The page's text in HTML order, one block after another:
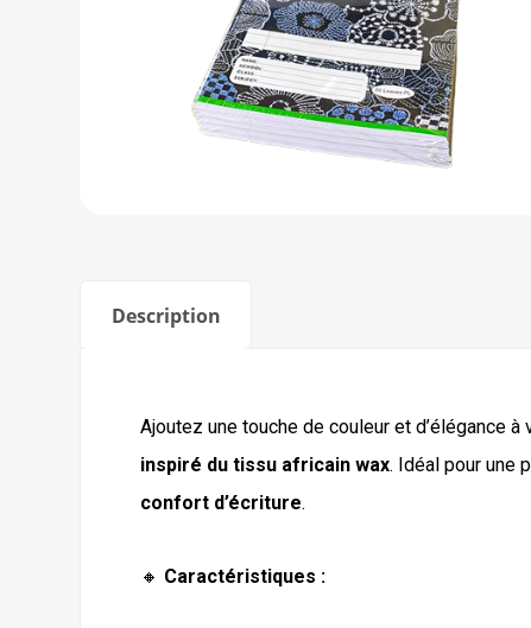
Description
Ajoutez une touche de couleur et d’élégance
inspiré du tissu africain wax. Idéal pour une
confort d’écriture.
🔸 Caractéristiques :